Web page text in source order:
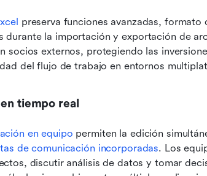
preserva funciones avanzadas, formato
durante la importación y exportación de
socios externos, protegiendo las
del flujo de trabajo en entornos
tiempo real
en equipo permiten la edición
de comunicación incorporadas. Los
discutir análisis de datos y tomar